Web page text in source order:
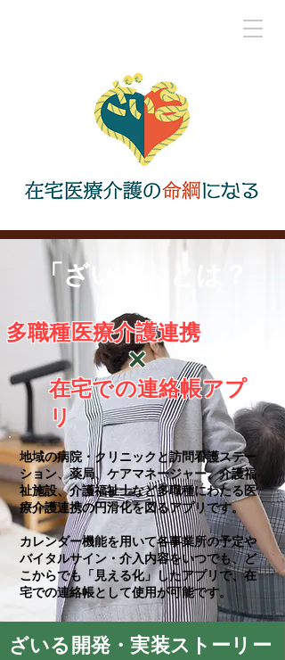
​「ざいる」とは？
多職種医療介護連携
​×
在宅での連絡帳アプ
リ
地域の病院・クリニックと訪問看護ステー
ション、薬局、ケアマネージャー、介護福
祉施設、介護福祉士など多職種にわたる医
療介護連携の円滑化を図るアプリです。
カレンダー機能を用いて各事業所の予定や
バイタルサイン・介入内容をいつでも、ど
こからでも「見える化」したアプリで、在
宅での連絡帳として使用が可能です。
​ざいる開発・実装ストーリー